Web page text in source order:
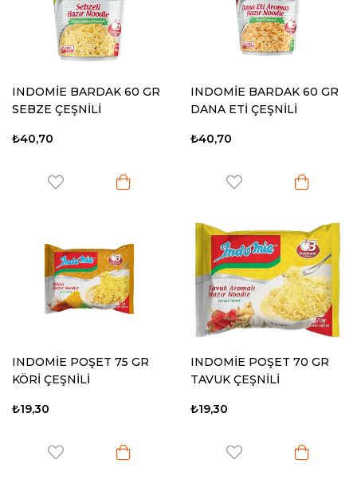
INDOMİE BARDAK 60 GR
SEBZE ÇEŞNİLİ
₺40,70
INDOMİE BARDAK 60 GR
DANA ETİ ÇEŞNİLİ
₺40,70
INDOMİE POŞET 75 GR
KÖRİ ÇEŞNİLİ
₺19,30
INDOMİE POŞET 70 GR
TAVUK ÇEŞNİLİ
₺19,30